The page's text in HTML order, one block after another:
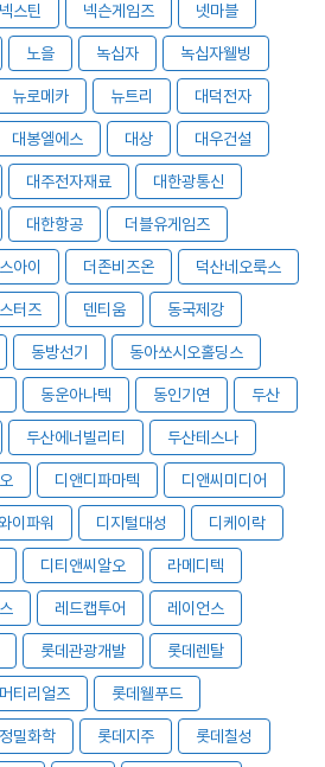
넥스틴 넥슨게임즈 넷마블
노을 녹십자 녹십자웰빙
뉴로메카 뉴트리 대덕전자
대봉엘에스 대상 대우건설
대주전자재료 대한광통신
대한항공 더블유게임즈
아이 더존비즈온 덕산네오룩스
터즈 덴티움 동국제강
동방선기 동아쏘시오홀딩스
동운아나텍 동인기연 두산
두산에너빌리티 두산테스나
디앤디파마텍 디앤씨미디어
이파워 디지털대성 디케이락
디티앤씨알오 라메디텍
레드캡투어 레이언스
롯데관광개발 롯데렌탈
티리얼즈 롯데웰푸드
밀화학 롯데지주 롯데칠성